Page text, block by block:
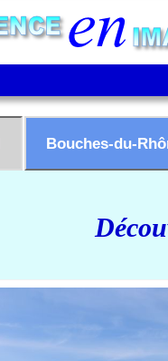
Bouches-du-